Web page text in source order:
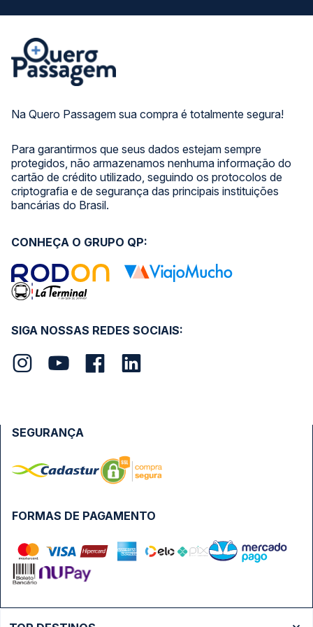
Na Quero Passagem sua compra é totalmente segura!
Para garantirmos que seus dados estejam sempre
protegidos, não armazenamos nenhuma informação do
cartão de crédito utilizado, seguindo os protocolos de
criptografia e de segurança das principais instituições
bancárias do Brasil.
SIGA NOSSAS REDES SOCIAIS:
CONHEÇA O GRUPO QP:
FORMAS DE PAGAMENTO
SEGURANÇA